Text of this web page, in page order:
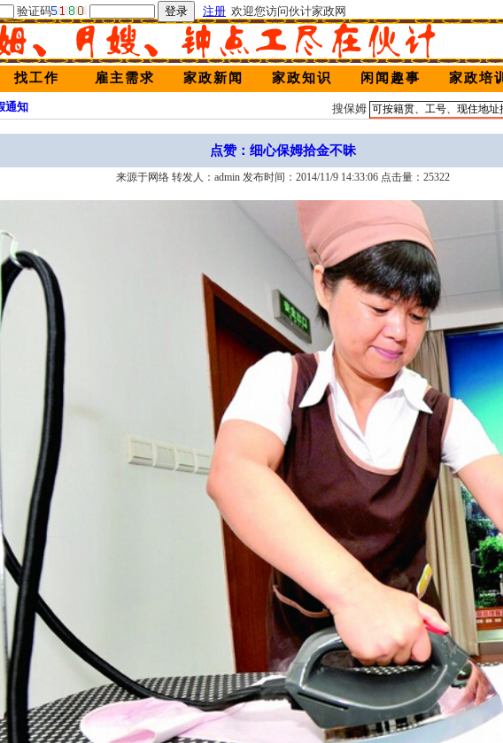
验证码 注册 欢迎您访问伙计家政网
找工作 雇主需求 家政新闻 家政知识 闲闻趣事 家政培训
通知
搜保姆
点赞：细心保姆拾金不昧
来源于网络 转发人：admin 发布时间：2014/11/9 14:33:06 点击量：25322